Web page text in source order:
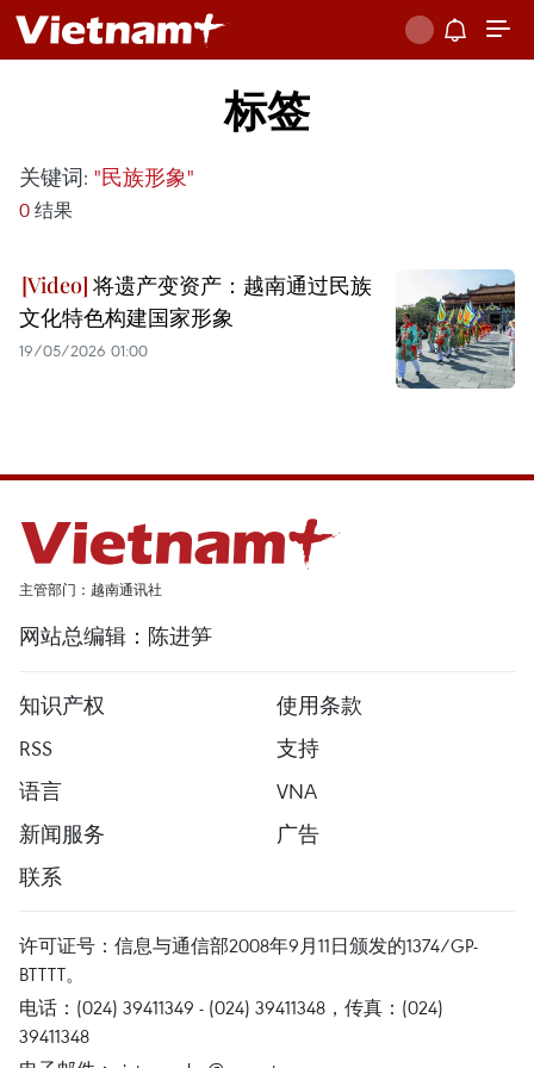
标签
关键词: "民族形象"
0 结果
将遗产变资产：越南通过民族
文化特色构建国家形象
19/05/2026 01:00
主管部门：越南通讯社
网站总编辑：陈进笋
知识产权
使用条款
RSS
支持
语言
VNA
新闻服务
广告
联系
许可证号：信息与通信部2008年9月11日颁发的1374/GP-
BTTTT。
电话：(024) 39411349 - (024) 39411348，传真：(024)
39411348